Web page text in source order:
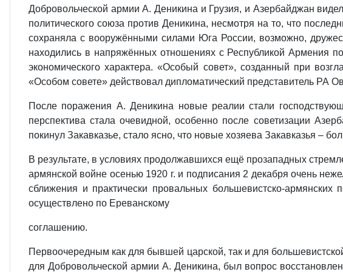
Добровольческой армии А. Деникина и Грузия, и Азербайджан
политического союза против Деникина, несмотря на то, что
сохраняла с вооружёнными силами Юга России, возможно,
находились в напряжённых отношениях с Республикой Армения
экономического характера. «Особый совет», созданный при
«Особом совете» действовал дипломатический представитель РА
После поражения А. Деникина новые реалии стали
перспектива стала очевидной, особенно после советизации
покинул Закавказье, стало ясно, что новые хозяева Закавказья –
В результате, в условиях продолжавшихся ещё прозападных
армянской войне осенью 1920 г. и подписания 2 декабря очень
сближения и практически провальных большевистско-
осуществлено по Ереванскому
соглашению.
Первоочередным как для бывшей царской, так и для
для Добровольческой армии А. Деникина, был вопрос